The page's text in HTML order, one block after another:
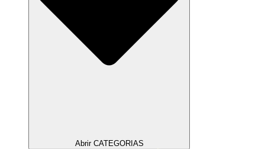
Abrir CATEGORIAS